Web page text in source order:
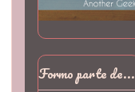
Formo parte de...